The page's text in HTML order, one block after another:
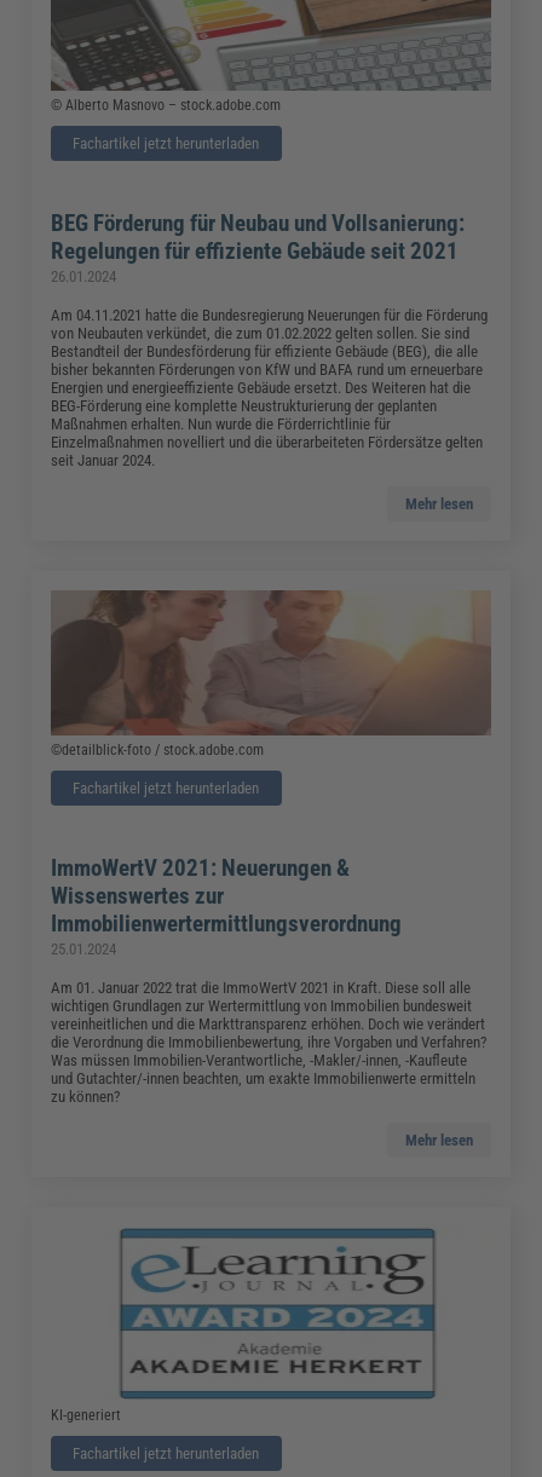
© Alberto Masnovo – stock.adobe.com
Fachartikel jetzt herunterladen
BEG Förderung für Neubau und Vollsanierung:
Regelungen für effiziente Gebäude seit 2021
26.01.2024
Am 04.11.2021 hatte die Bundesregierung Neuerungen für die Förderung
von Neubauten verkündet, die zum 01.02.2022 gelten sollen. Sie sind
Bestandteil der Bundesförderung für effiziente Gebäude (BEG), die alle
bisher bekannten Förderungen von KfW und BAFA rund um erneuerbare
Energien und energieeffiziente Gebäude ersetzt. Des Weiteren hat die
BEG-Förderung eine komplette Neustrukturierung der geplanten
Maßnahmen erhalten. Nun wurde die Förderrichtlinie für
Einzelmaßnahmen novelliert und die überarbeiteten Fördersätze gelten
seit Januar 2024.
Mehr lesen
©detailblick-foto / stock.adobe.com
Fachartikel jetzt herunterladen
ImmoWertV 2021: Neuerungen &
Wissenswertes zur
Immobilienwertermittlungsverordnung
25.01.2024
Am 01. Januar 2022 trat die ImmoWertV 2021 in Kraft. Diese soll alle
wichtigen Grundlagen zur Wertermittlung von Immobilien bundesweit
vereinheitlichen und die Markttransparenz erhöhen. Doch wie verändert
die Verordnung die Immobilienbewertung, ihre Vorgaben und Verfahren?
Was müssen Immobilien-Verantwortliche, -Makler/-innen, -Kaufleute
und Gutachter/-innen beachten, um exakte Immobilienwerte ermitteln
zu können?
Mehr lesen
KI-generiert
Fachartikel jetzt herunterladen